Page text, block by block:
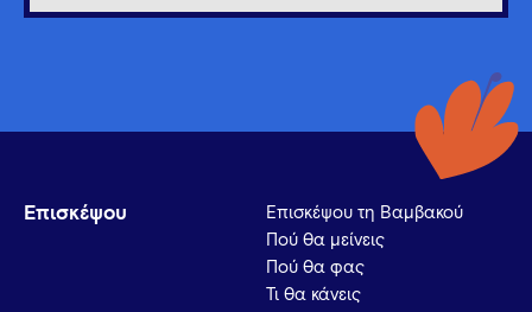
Επισκέψου
Επισκέψου τη Βαμβακού
Πού θα μείνεις
Πού θα φας
Τι θα κάνεις